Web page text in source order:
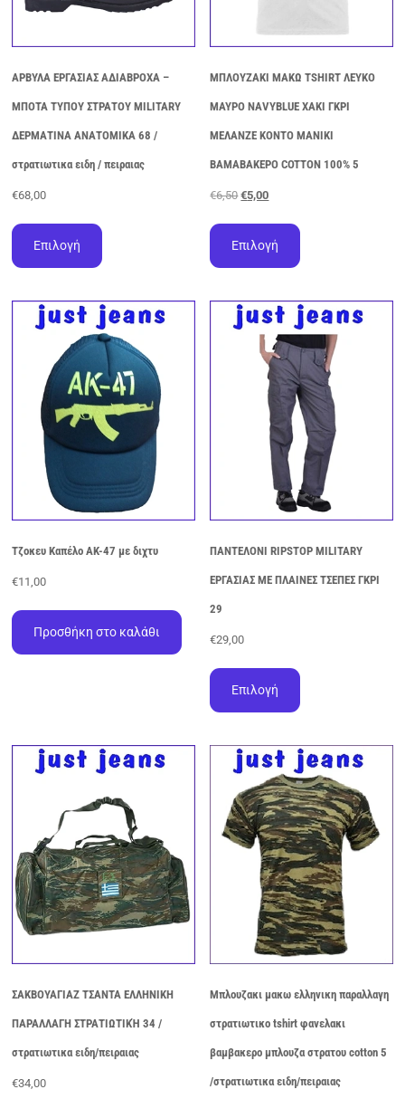
ΑΡΒΥΛΑ ΕΡΓΑΣΙΑΣ ΑΔΙΑΒΡΟΧΑ –
ΜΠΟΤΑ ΤΥΠΟΥ ΣΤΡΑΤΟΥ MILITARY
ΔΕΡΜΑΤΙΝΑ ΑΝΑΤΟΜΙΚΑ 68 /
στρατιωτικα ειδη / πειραιας
€68,00
Επιλογή
προϊόν
παραλλαγές.
Οι
επιλογές
μπορούν
να
επιλεγούν
στη
σελίδα
προϊόντος
ΜΠΛΟΥΖΑΚΙ ΜΑΚΩ TSHIRT ΛΕΥΚΟ
ΜΑΥΡΟ NAVYBLUE ΧΑΚΙ ΓΚΡΙ
ΜΕΛΑΝΖΕ ΚΟΝΤΟ ΜΑΝΙΚΙ
ΒΑΜΑΒΑΚΕΡΟ COTTON 100% 5
€6,50Original
€6,50.
€5,00Η
είναι:
Επιλογή
προϊόν
παραλλαγές.
Οι
επιλογές
μπορούν
να
επιλεγούν
στη
σελίδα
του
προϊόντος
Τζοκευ Καπέλο AK-47 με διχτυ
€11,00
Προσθήκη στο καλάθι
ΠΑΝΤΕΛΟΝΙ RIPSTOP MILITARY
ΕΡΓΑΣΙΑΣ ΜΕ ΠΛΑΙΝΕΣ ΤΣΕΠΕΣ ΓΚΡΙ
29
€29,00
Επιλογή
προϊόν
παραλλαγές.
Οι
επιλογές
μπορούν
να
επιλεγούν
στη
σελίδα
του
προϊόντος
ΣΑΚΒΟΥΑΓΙΑΖ ΤΣΑΝΤΑ ΕΛΛΗΝΙΚΗ
ΠΑΡΑΛΛΑΓΗ ΣΤΡΑΤΙΩΤΙΚΉ 34 /
στρατιωτικα ειδη/πειραιας
€34,00
Μπλουζακι μακω ελληνικη παραλλαγη
στρατιωτικο tshirt φανελακι
βαμβακερο μπλουζα στρατου cotton 5
/στρατιωτικα ειδη/πειραιας